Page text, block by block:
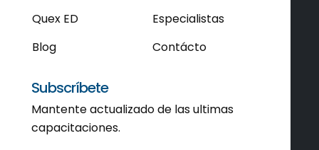
Quex ED
Blog
Especialistas
Contácto
Subscríbete
Mantente actualizado de las ultimas
capacitaciones.